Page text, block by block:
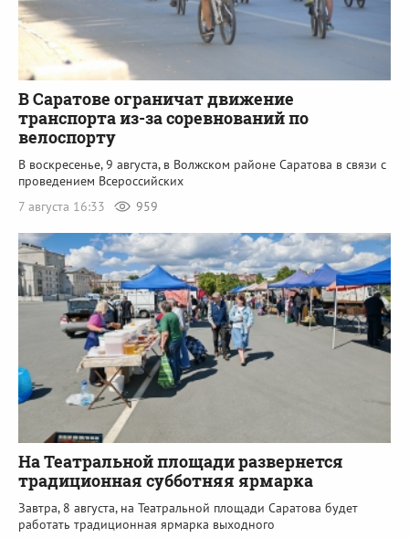
В Саратове ограничат движение
транспорта из-за соревнований по
велоспорту
В воскресенье, 9 августа, в Волжском районе Саратова в связи с
проведением Всероссийских
7 августа 16:33
959
На Театральной площади развернется
традиционная субботняя ярмарка
Завтра, 8 августа, на Театральной площади Саратова будет
работать традиционная ярмарка выходного